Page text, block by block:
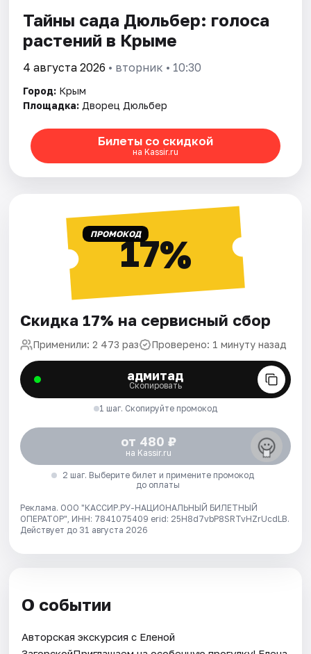
Тайны сада Дюльбер: голоса
растений в Крыме
4 августа 2026 • вторник • 10:30
Город: Крым
Площадка: Дворец Дюльбер
Билеты со скидкой
на Kassir.ru
ПРОМОКОД17%
Скидка 17% на сервисный сбор
Применили: 2 473 раз Проверено: 1 минуту назад
адмитад
Скопировать
1 шаг. Скопируйте промокод
от 480 ₽
на Kassir.ru
2 шаг. Выберите билет и примените промокод
до оплаты
Реклама. ООО "КАССИР.РУ-НАЦИОНАЛЬНЫЙ БИЛЕТНЫЙ
ОПЕРАТОР", ИНН: 7841075409 erid: 25H8d7vbP8SRTvHZrUcdLB.
Действует до 31 августа 2026
О событии
Авторская экскурсия с Еленой